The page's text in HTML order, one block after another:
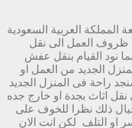
العربية السعودية
ظروف العمل الى نقل
نود القيام بنقل عفش
الجديد من العمل او
راحة فى المنزل الجديد
نقل اثاث بجدة او خارج جده
ذلك نظرا للخوف على
او التلف لكن انت الان